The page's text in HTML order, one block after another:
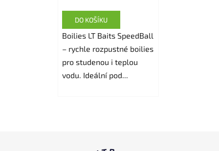
5,0
5
hvězdiček.
DO KOŠÍKU
Boilies LT Baits SpeedBall
– rychle rozpustné boilies
pro studenou i teplou
vodu. Ideální pod...